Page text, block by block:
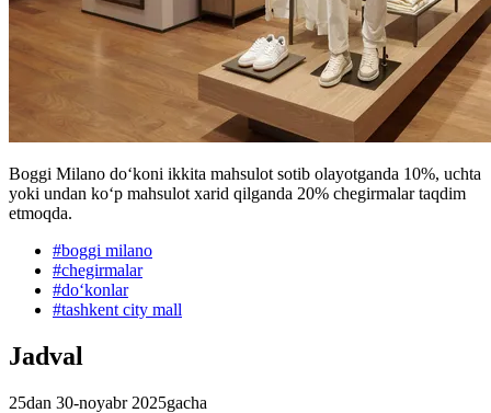
Boggi Milano doʻkoni ikkita mahsulot sotib olayotganda 10%, uchta
yoki undan koʻp mahsulot xarid qilganda 20% chegirmalar taqdim
etmoqda.
#boggi milano
#chegirmalar
#doʻkonlar
#tashkent city mall
Jadval
25dan 30-noyabr 2025gacha